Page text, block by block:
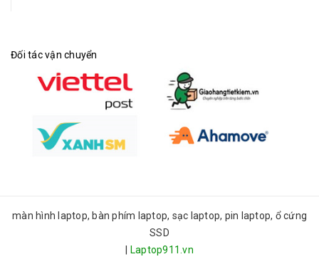
Đối tác vận chuyển
màn hình laptop, bàn phím laptop, sạc laptop, pin laptop, ổ cứng
SSD
Laptop911.vn